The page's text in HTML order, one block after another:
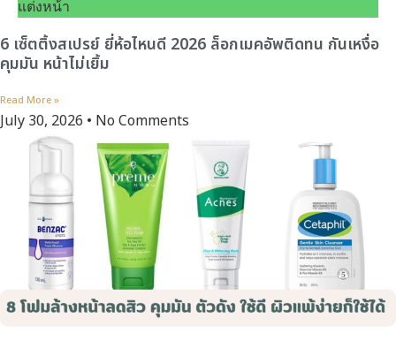
แต่งหน้า
6 เซ็ตติ้งสเปรย์ ยี่ห้อไหนดี 2026 ล็อกเมคอัพติดทน กันเหงื่อ
คุมมัน หน้าไม่เยิ้ม
Read More »
July 30, 2026 No Comments